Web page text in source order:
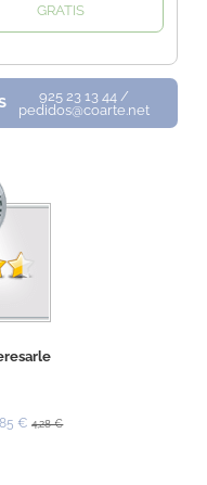
GRATIS
925 23 13 44 /
pedidos@coarte.net
€ 4,28 €